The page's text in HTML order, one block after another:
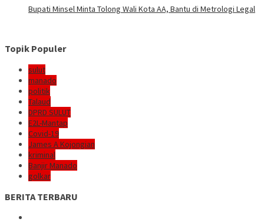
Bupati Minsel Minta Tolong Wali Kota AA, Bantu di Metrologi Legal
Topik Populer
sulut
manado
politik
Talaud
DPRD SULUT
E2L-Mantap
Covid-19
James A Kojongian
kriminal
Banjir Manado
golkar
BERITA TERBARU